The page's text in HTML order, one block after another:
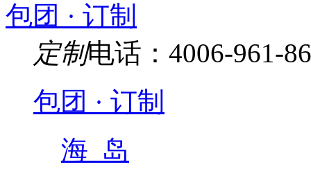
包团 · 订制
定制电话：4006-961-
包团 · 订制
海 岛